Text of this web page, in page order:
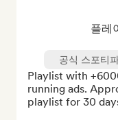
플레
공식 스포티
Playlist with
running ads.
playlist for 30